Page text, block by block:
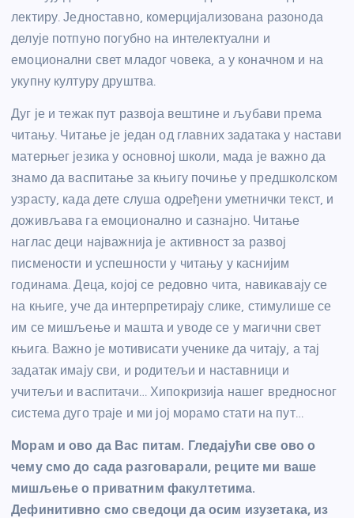
лектиру. Једноставно, комерцијализована разонода
делује потпуно погубно на интелектуални и
емоционални свет младог човека, а у коначном и на
укупну културу друштва.
Дуг је и тежак пут развоја вештине и љубави према
читању. Читање је један од главних задатака у настави
матерњег језика у основној школи, мада је важно да
знамо да васпитање за књигу почиње у предшколском
узрасту, када дете слуша одређени уметнички текст, и
доживљава га емоционално и сазнајно. Читање
наглас деци најважнија је активност за развој
писмености и успешности у читању у каснијим
годинама. Деца, којој се редовно чита, навикавају се
на књиге, уче да интерпретирају слике, стимулише се
им се мишљење и машта и уводе се у магични свет
књига. Важно је мотивисати ученике да читају, а тај
задатак имају сви, и родитељи и наставници и
учитељи и васпитачи… Хипокризија нашег вредносног
система дуго траје и ми јој морамо стати на пут…
Морам и ово да Вас питам. Гледајући све ово о
чему смо до сада разговарали, реците ми ваше
мишљење о приватним факултетима.
Дефинитивно смо сведоци да осим изузетака, из